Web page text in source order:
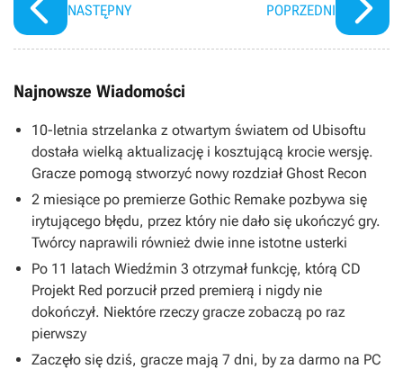
NASTĘPNY POPRZEDNI
Najnowsze Wiadomości
10-letnia strzelanka z otwartym światem od Ubisoftu
dostała wielką aktualizację i kosztującą krocie wersję.
Gracze pomogą stworzyć nowy rozdział Ghost Recon
2 miesiące po premierze Gothic Remake pozbywa się
irytującego błędu, przez który nie dało się ukończyć gry.
Twórcy naprawili również dwie inne istotne usterki
Po 11 latach Wiedźmin 3 otrzymał funkcję, którą CD
Projekt Red porzucił przed premierą i nigdy nie
dokończył. Niektóre rzeczy gracze zobaczą po raz
pierwszy
Zaczęło się dziś, gracze mają 7 dni, by za darmo na PC